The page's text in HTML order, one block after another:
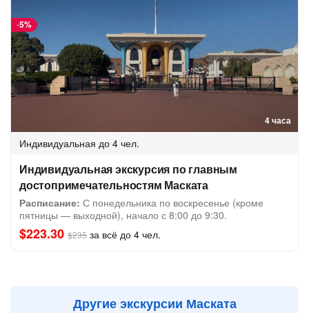
4 часа
-5%
Индивидуальная до 4 чел.
Индивидуальная экскурсия по главным
достопримечательностям Маската
Расписание: С понедельника по воскресенье (кроме
пятницы — выходной), начало с 8:00 до 9:30.
$223.30 $235 за всё до 4 чел.
Другие экскурсии Маската